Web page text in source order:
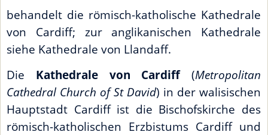
behandelt die römisch-katholische Kathedrale
von Cardiff; zur anglikanischen Kathedrale
siehe Kathedrale von Llandaff.
Die Kathedrale von Cardiff(Metropolitan
Cathedral Church of St David) in der walisischen
Hauptstadt Cardiff ist die Bischofskirche des
römisch-katholischen Erzbistums Cardiff und